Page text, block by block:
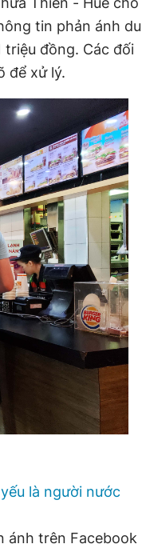
tin phản ánh du
triệu đồng. Các đối
để xử lý.
là người nước
ánh trên Facebook